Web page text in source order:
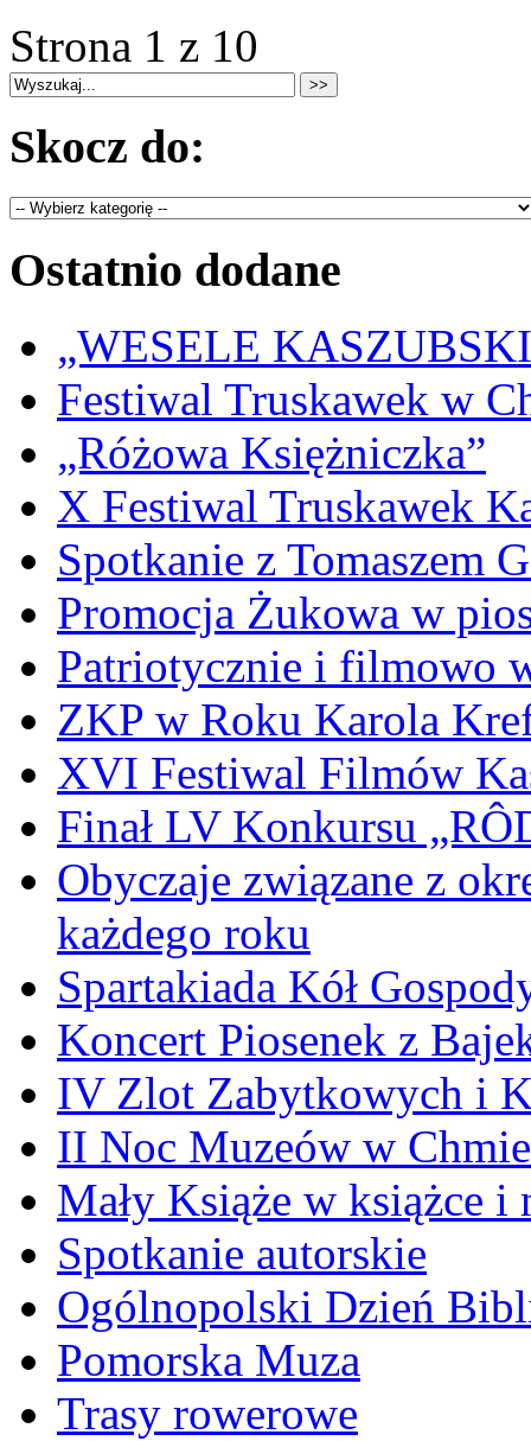
Strona 1 z 10
Skocz do:
Ostatnio dodane
„WESELE
Festiwal Truskawek w
„Różowa Księżniczka”
X Festiwal Truskawek
Spotkanie z Tomaszem
Promocja Żukowa w
Patriotycznie i filmowo
ZKP w Roku Karola
XVI Festiwal Filmów
Finał LV Konkursu
Obyczaje związane z
każdego roku
Spartakiada Kół
Koncert Piosenek z
IV Zlot Zabytkowych i
II Noc Muzeów w
Mały Książe w książce i
Spotkanie autorskie
Ogólnopolski Dzień
Pomorska Muza
Trasy rowerowe